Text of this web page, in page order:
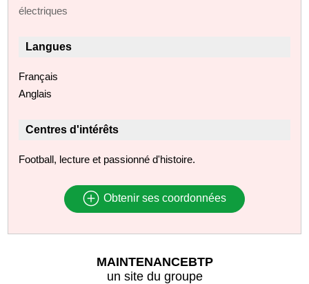
électriques
Langues
Français
Anglais
Centres d'intérêts
Football, lecture et passionné d'histoire.
Obtenir ses coordonnées
MAINTENANCEBTP
un site du groupe